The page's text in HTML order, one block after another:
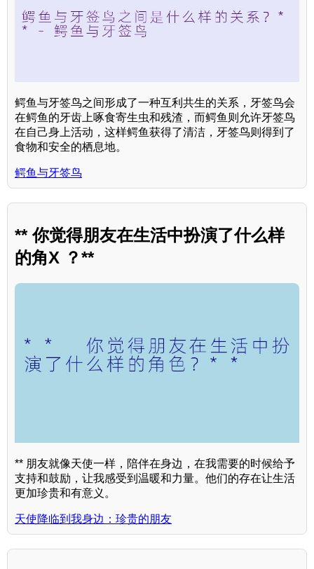
鳄鱼与牙签鸟之间形成了一种互利共生的关系，牙签鸟会
在鳄鱼的牙齿上啄食寄生虫和残渣，而鳄鱼则允许牙签鸟
在自己身上活动，这样鳄鱼获得了清洁，牙签鸟则得到了
食物和安全的栖息地。
鳄鱼与牙签鸟
** 你觉得朋友在生活中扮演了什么样
的角X ？**
** 朋友就像天使一样，陪伴在身边，在我需要的时候给予
支持和鼓励，让我感受到温暖和力量。他们的存在让生活
更加珍贵和有意义。
天使降临到我身边：珍贵的朋友